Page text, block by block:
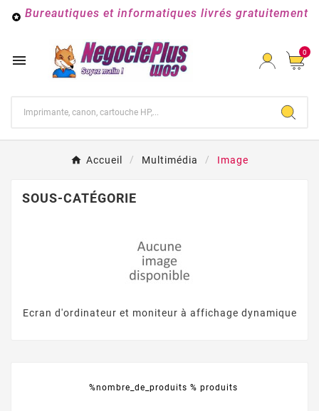
 Bureautiques et informatiques livrés gratuitement
 0
Accueil Multimédia Image
SOUS-CATÉGORIE
Ecran d'ordinateur et moniteur à affichage dynamique
%nombre_de_produits % produits